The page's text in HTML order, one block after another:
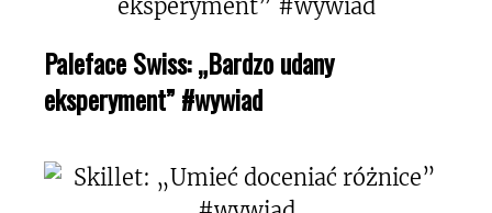
Paleface Swiss: „Bardzo udany
eksperyment” #wywiad